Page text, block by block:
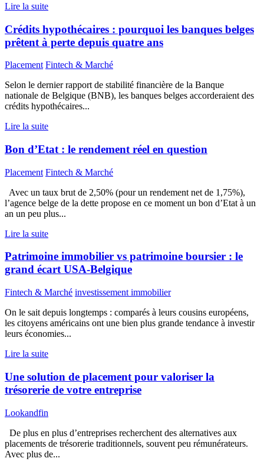
Lire la suite
Crédits hypothécaires : pourquoi les banques belges
prêtent à perte depuis quatre ans
Placement Fintech & Marché
Selon le dernier rapport de stabilité financière de la Banque
nationale de Belgique (BNB), les banques belges accorderaient des
crédits hypothécaires...
Lire la suite
Bon d’Etat : le rendement réel en question
Placement Fintech & Marché
Avec un taux brut de 2,50% (pour un rendement net de 1,75%),
l’agence belge de la dette propose en ce moment un bon d’Etat à un
an un peu plus...
Lire la suite
Patrimoine immobilier vs patrimoine boursier : le
grand écart USA-Belgique
Fintech & Marché investissement immobilier
On le sait depuis longtemps : comparés à leurs cousins européens,
les citoyens américains ont une bien plus grande tendance à investir
leurs économies...
Lire la suite
Une solution de placement pour valoriser la
trésorerie de votre entreprise
Lookandfin
De plus en plus d’entreprises recherchent des alternatives aux
placements de trésorerie traditionnels, souvent peu rémunérateurs.
Avec plus de...